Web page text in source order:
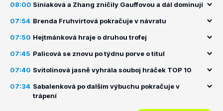
08:00 Siniaková a Zhang zničily Gauffovou a dál dominují
07:54 Brenda Fruhvirtová pokračuje v návratu
07:50 Hejtmánková hraje o druhou trofej
07:45 Palicová se znovu po týdnu porve o titul
07:40 Svitolinová jasně vyhrála souboj hráček TOP 10
07:34 Sabalenková po dalším výbuchu pokračuje v
trápení